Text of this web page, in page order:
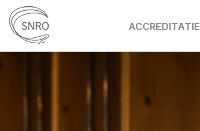
ACCREDITATIE